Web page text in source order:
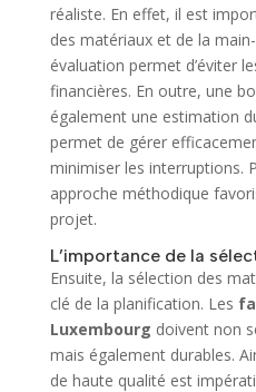
réaliste. En effet, il est
des matériaux et de la
évaluation permet d’éviter
financières. En outre, une
également une estimation
permet de gérer
minimiser les interruptions.
approche méthodique
projet.
L’importance de la
Ensuite, la sélection des
clé de la planification. Les
Luxembourg doivent non
mais également durables.
de haute qualité est